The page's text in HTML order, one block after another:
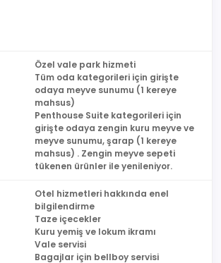
Özel vale park hizmeti
Tüm oda kategorileri için girişte
odaya meyve sunumu (1 kereye
mahsus)
Penthouse Suite kategorileri için
girişte odaya zengin kuru meyve ve
meyve sunumu, şarap (1 kereye
mahsus) . Zengin meyve sepeti
tükenen ürünler ile yenileniyor.
Otel hizmetleri hakkında enel
bilgilendirme
Taze içecekler
Kuru yemiş ve lokum ikramı
Vale servisi
Bagajlar için bellboy servisi